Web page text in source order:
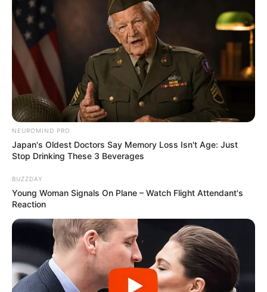
εξαπατούν τους πολίτες
Θλίψη στην Καστοριά: Βρήκαν νεκρή από
πυροβολισμό μια τεράστια αρκούδα 300
κιλών
Χειροπέδες σε 49χρονο φυγόδικο της
ρωσόφωνης μαφίας στην Αθήνα
Σπείρα είχε στήσει υπερσύγχρονα
Πανεπιστημιούπολη
Δείτε όλες τις τελευταίεςΕιδήσεις από την Ελλάδα και
τον Κόσμο, τη στιγμή που συμβαίνουν, στοNewstok.gr
NEUROMIND PRO
Japan's Oldest Doctors Say Memory Loss Isn't Age: Just
Stop Drinking These 3 Beverages
BUZZDAY
Young Woman Signals On Plane – Watch Flight Attendant's
Reaction